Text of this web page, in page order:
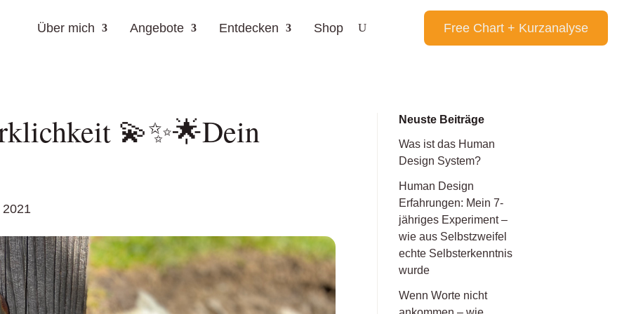
Über mich Angebote Entdecken Shop Free Chart + Kurzanalyse
💫✨🌟Dein Neuste Beiträge
Was ist das Human
Design System?
Human Design
Erfahrungen: Mein 7-
jähriges Experiment –
wie aus Selbstzweifel
echte Selbsterkenntnis
wurde
Wenn Worte nicht